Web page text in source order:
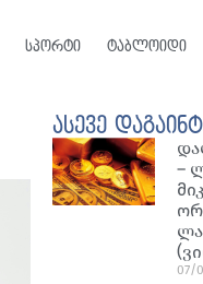
სპორტი ტაბლოიდი
ასევე
–
07/